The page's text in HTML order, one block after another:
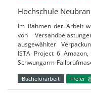
Hochschule
Im Rahmen der Arbeit
von
ausgewählter
ISTA Project 6
Schwungarm-
Bachelorarbeit Freier